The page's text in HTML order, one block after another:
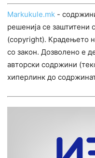
Markukule.mk -
решенија се заштитени
(copyright). Крадењето
со закон. Дозволено е
авторски содржини
хиперлинк до